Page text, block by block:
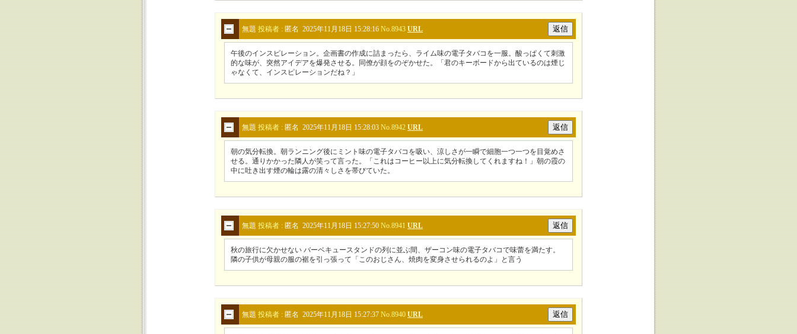
無題 投稿者 : 匿名 2025年11月18日 15:28:16 No.8943 URL
午後のインスピレーション。企画書の作成に詰まったら、ライム味の電子タバコを一服。酸っぱくて刺激
的な味が、突然アイデアを爆発させる。同僚が顔をのぞかせた。「君のキーボードから出ているのは煙じ
ゃなくて、インスピレーションだね？」
無題 投稿者 : 匿名 2025年11月18日 15:28:03 No.8942 URL
朝の気分転換。朝ランニング後にミント味の電子タバコを吸い、涼しさが一瞬で細胞一つ一つを目覚めさ
せる。通りかかった隣人が笑って言った。「これはコーヒー以上に気分転換してくれますね！」朝の霞の
中に吐き出す煙の輪は露の清々しさを帯びていた。
無題 投稿者 : 匿名 2025年11月18日 15:27:50 No.8941 URL
秋の旅行に欠かせない バーベキュースタンドの列に並ぶ間、ザーコン味の電子タバコで味蕾を満たす。
隣の子供が母親の服の裾を引っ張って「このおじさん、焼肉を変身させられるのよ」と言う
無題 投稿者 : 匿名 2025年11月18日 15:27:37 No.8940 URL